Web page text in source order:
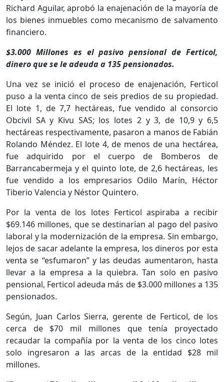
Richard Aguilar, aprobó la enajenación de la mayoría de
los bienes inmuebles como mecanismo de salvamento
financiero.
$3.000 Millones es el pasivo pensional de Ferticol,
dinero que se le adeuda a 135 pensionados.
Una vez se inició el proceso de enajenación, Ferticol
puso a la venta cinco de seis predios de su propiedad.
El lote 1, de 7,7 hectáreas, fue vendido al consorcio
Obcivil SA y Kivu SAS; los lotes 2 y 3, de 10,9 y 6,5
hectáreas respectivamente, pasaron a manos de Fabián
Rolando Méndez. El lote 4, de menos de una hectárea,
fue adquirido por el cuerpo de Bomberos de
Barrancabermeja y el quinto lote, de 2,6 hectáreas, les
fue vendido a los empresarios Odilo Marín, Héctor
Tiberio Valencia y Néstor Quintero.
Por la venta de los lotes Ferticol aspiraba a recibir
$69.146 millones, que se destinarían al pago del pasivo
laboral y la modernización de la empresa. Sin embargo,
lejos de sacar adelante la empresa, los dineros por esta
venta se “esfumaron” y las deudas aumentaron, hasta
llevar a la empresa a la quiebra. Tan solo en pasivo
pensional, Ferticol adeuda más de $3.000 millones a 135
pensionados.
Según, Juan Carlos Sierra, gerente de Ferticol, de los
cerca de $70 mil millones que tenía proyectado
recaudar la compañía por la venta de los cinco lotes
solo ingresaron a las arcas de la entidad $28 mil
millones.